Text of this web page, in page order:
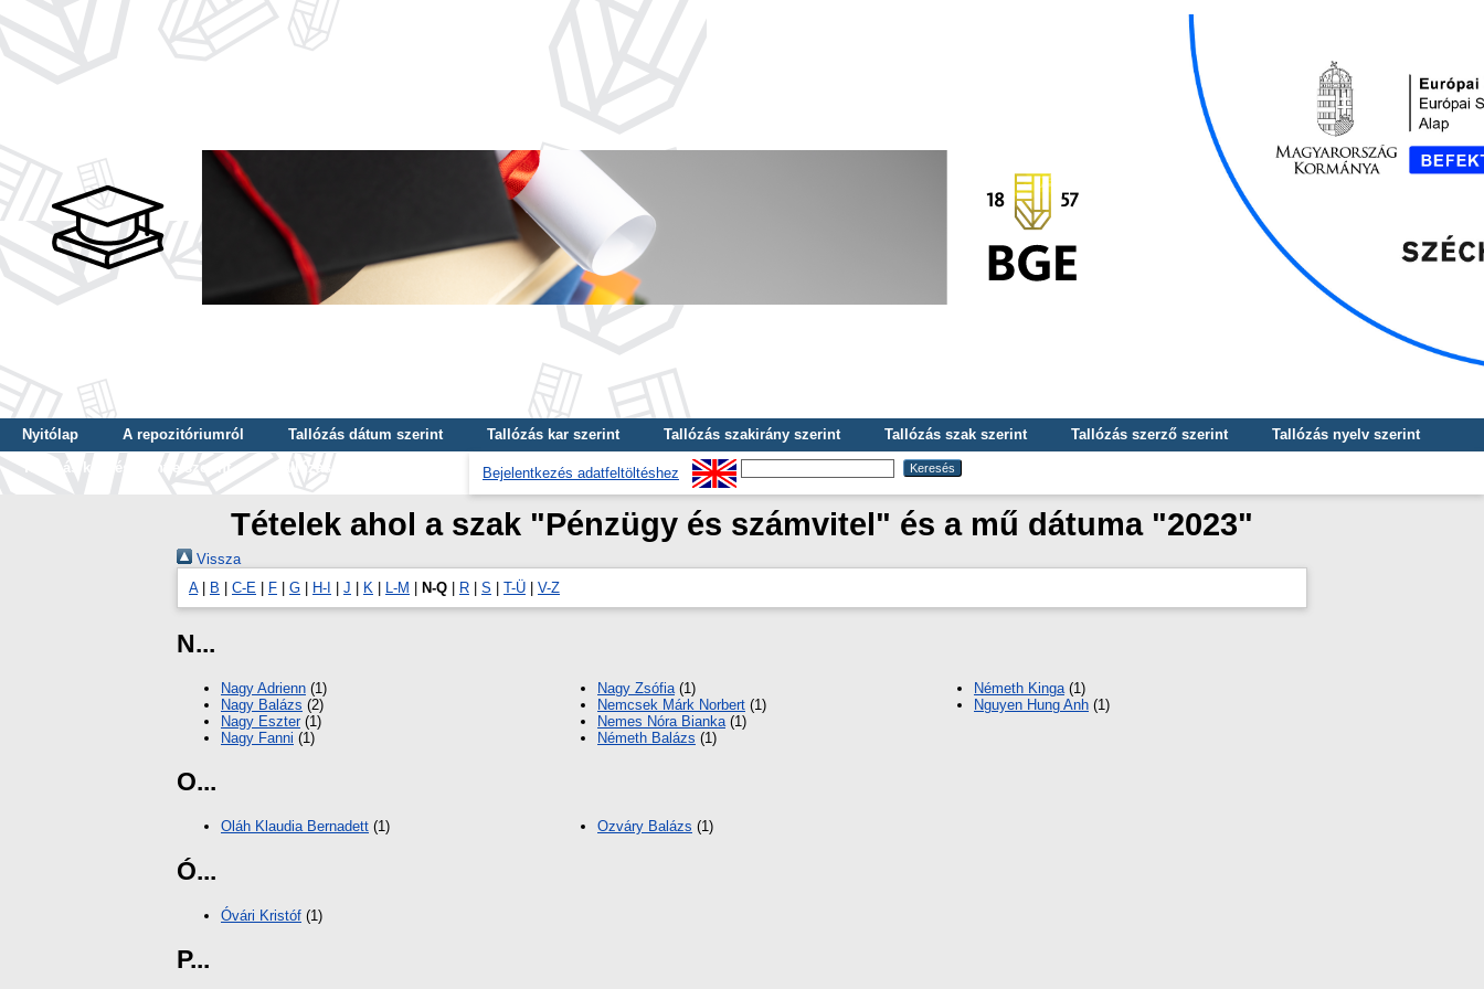
Nyitólap A repozitóriumról Tallózás dátum szerint Tallózás kar szerint Tallózás szakirány szerint Tallózás szak szerint Tallózás szerző szerint
Tallózás nyelv szerint
Tallózás képzés szintje szerint
Tallózás kulcsszó szerint Bejelentkezés adatfeltöltéshez
Tételek ahol a szak "Pénzügy és számvitel" és a mű dátuma "2023"
Vissza
A| B C-E F G H-I J K L-M N-Q R S T-Ü V-Z
N...
Nagy Adrienn (1)
Nagy Balázs (2)
Nagy Eszter(1)
Nagy Fanni (1)
Nagy Zsófia(1)
Nemcsek Márk Norbert (1)
Nemes Nóra Bianka(1)
Németh Balázs (1)
Németh Kinga(1)
Nguyen Hung Anh (1)
O...
Oláh Klaudia Bernadett (1) Ozváry Balázs (1)
Ó...
Óvári Kristóf (1)
P...